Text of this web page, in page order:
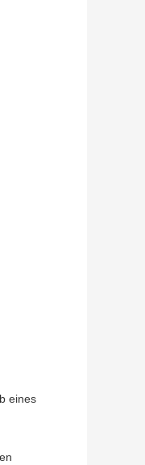
eines